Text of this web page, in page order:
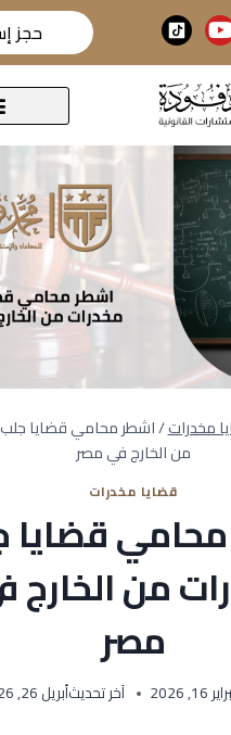
حجز
مخدرات/اشطر محامي قضايا
من الخارج في مصر
قضايا مخدرات
قضايا
من الخارج
مصر
16, 2026 آخر تحديثأبريل 26, 2026